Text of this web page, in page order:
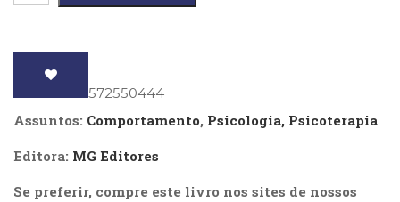
(57)
(66)
Literatura
Literatura,
Ensaios
(69)
quantidade
: 9788572550444
Assuntos: Comportamento, Psicologia, Psicoterapia
Editora: MG Editores
Se preferir, compre este livro nos sites de nossos